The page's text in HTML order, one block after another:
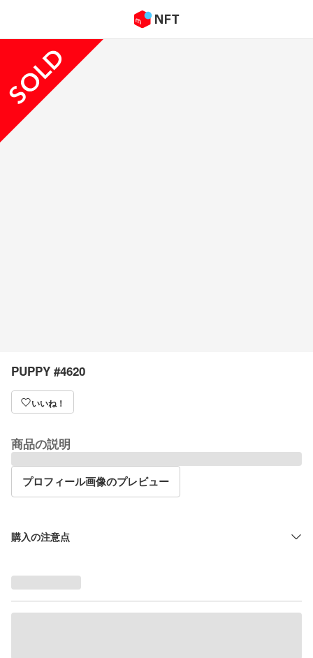
PUPPY #4620
いいね！
商品の説明
プロフィール画像のプレビュー
購入の注意点